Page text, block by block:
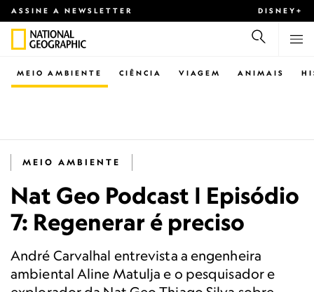
ASSINE A NEWSLETTER DISNEY+
CIÊNCIA VIAGEM ANIMAIS
MEIO AMBIENTE
MEIO AMBIENTE
Nat Geo Podcast | Episódio
7: Regenerar é preciso
André Carvalhal entrevista a engenheira
ambiental Aline Matulja e o pesquisador e